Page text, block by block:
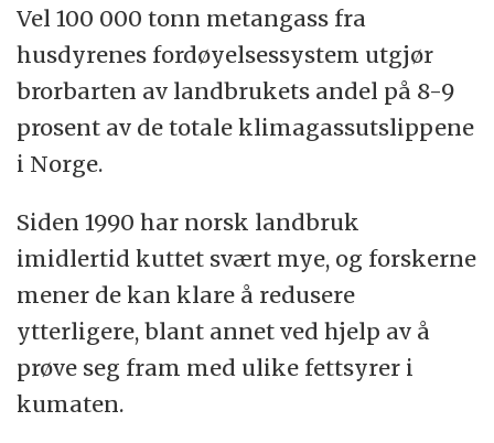
Vel 100 000 tonn metangass fra
husdyrenes fordøyelsessystem utgjør
brorbarten av landbrukets andel på 8-9
prosent av de totale klimagassutslippene
i Norge.
Siden 1990 har norsk landbruk
imidlertid kuttet svært mye, og forskerne
mener de kan klare å redusere
ytterligere, blant annet ved hjelp av å
prøve seg fram med ulike fettsyrer i
kumaten.